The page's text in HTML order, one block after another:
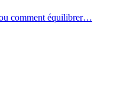
comment équilibrer…